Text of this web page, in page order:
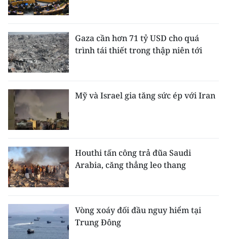
Media Pháp luật
Media Du lịch
Media Thế giới
Media Giáo dục
Media Y tế
Media Khoa học - Công nghệ
Media Môi trường
Infographic
Gaza cần hơn 71 tỷ USD cho quá
trình tái thiết trong thập niên tới
Mỹ và Israel gia tăng sức ép với Iran
Houthi tấn công trả đũa Saudi
Arabia, căng thẳng leo thang
Vòng xoáy đối đầu nguy hiểm tại
Trung Đông